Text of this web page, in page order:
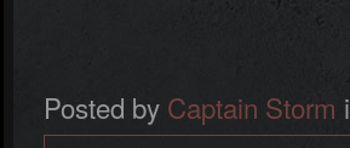
Posted by Captain Storm